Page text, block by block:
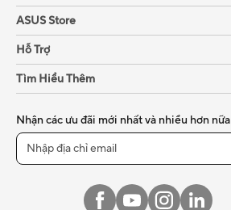
ASUS Store
Hỗ Trợ
Tìm Hiểu Thêm
Nhận các ưu đãi mới nhất và nhiều hơn nữa